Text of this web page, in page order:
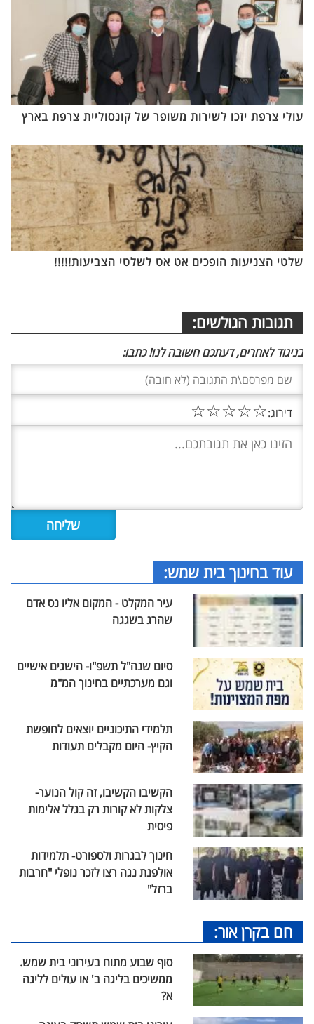
עולי צרפת יזכו לשירות משופר של קונסוליית צרפת בארץ
שלטי הצניעות הופכים אט אט לשלטי הצביעות!!!!!
תגובות הגולשים:
בניגוד לאחרים, דעתכם חשובה לנו! כתבו:
דירוג:☆
☆
☆
☆
☆
עוד בחינוך בית שמש:
עיר המקלט - המקום אליו נס אדם
שהרג בשגגה
סיום שנה"ל תשפ"ו- הישגים אישיים
וגם מערכתיים בחינוך המ"מ
תלמידי התיכוניים יוצאים לחופשת
הקיץ- היום מקבלים תעודות
הקשיבו הקשיבו, זה קול הנוער-
צלקות לא קורות רק בגלל אלימות
פיסית
חינוך לבגרות ולספורט- תלמידות
אולפנת נגה רצו לזכר נופלי "חרבות
ברזל"
חם בקרן אור:
סוף שבוע מתוח בעירוני בית שמש.
ממשיכים בליגה ב' או עולים לליגה
א?